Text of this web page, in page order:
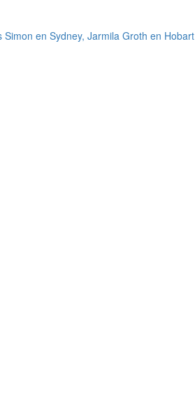
en Sydney, Jarmila Groth en Hobart